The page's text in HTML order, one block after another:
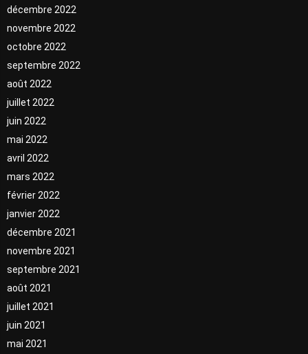
décembre 2022
novembre 2022
octobre 2022
septembre 2022
août 2022
juillet 2022
juin 2022
mai 2022
avril 2022
mars 2022
février 2022
janvier 2022
décembre 2021
novembre 2021
septembre 2021
août 2021
juillet 2021
juin 2021
mai 2021